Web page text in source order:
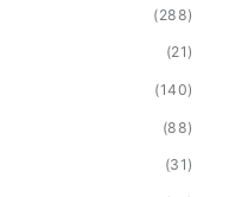
(288)
(21)
(140)
(88)
(31)